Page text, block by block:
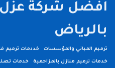
افضل شركة عزل
بالرياض
ترميم المباني والمؤسسات خددمات ترميم
خدمات ترميم منازل بالمزاحمية خدمات